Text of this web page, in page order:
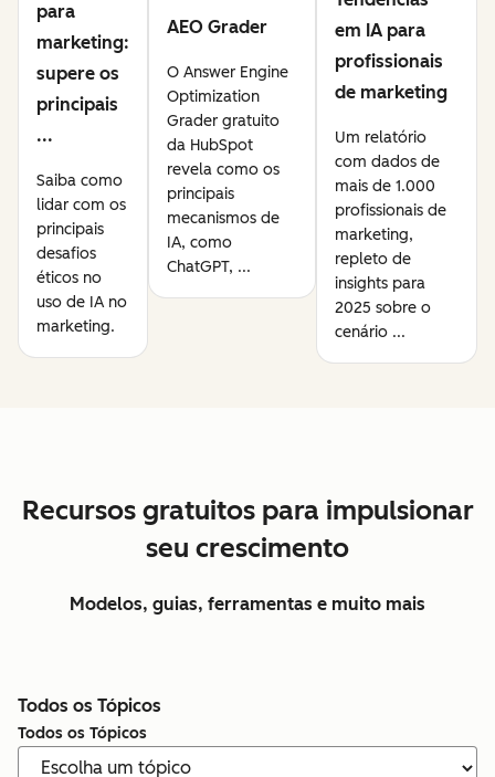
para
marketing:
supere os
principais
...
Saiba como
lidar com os
principais
desafios
éticos no
uso de IA no
marketing.
AEO Grader
O Answer Engine
Optimization
Grader gratuito
da HubSpot
revela como os
principais
mecanismos de
IA, como
ChatGPT, ...
em IA para
profissionais
de marketing
Um relatório
com dados de
mais de 1.000
profissionais de
marketing,
repleto de
insights para
2025 sobre o
cenário ...
Recursos gratuitos para impulsionar
seu crescimento
Modelos, guias, ferramentas e muito mais
Todos os Tópicos
Todos os Tópicos